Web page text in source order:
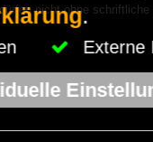
nicht ohne schriftliche
.
Externe